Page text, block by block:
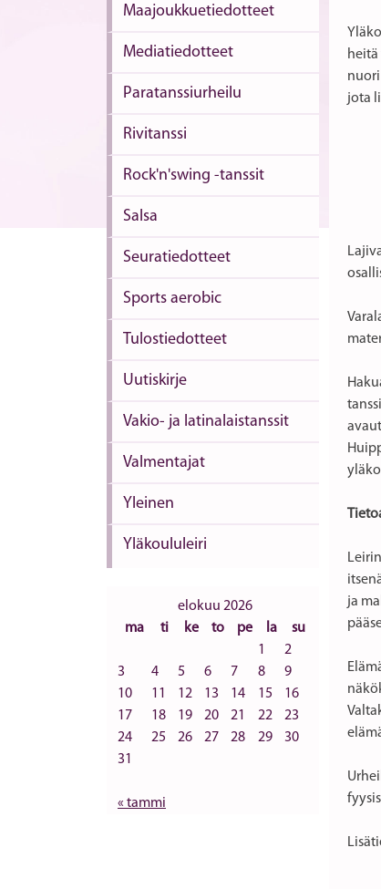
Maajoukkuetiedotteet
Mediatiedotteet
Paratanssiurheilu
Rivitanssi
Rock'n'swing -tanssit
Salsa
Seuratiedotteet
Sports aerobic
Tulostiedotteet
Uutiskirje
Vakio- ja latinalaistanssit
Valmentajat
Yleinen
Yläkoululeiri
elokuu 2026
ma
ti ke to pe la
su
1
2
3
4 5 6 7 8
9
10
11 12 13 14 15
16
17
18 19 20 21 22
23
24
25 26 27 28 29
30
31
« tammi
jota
ja